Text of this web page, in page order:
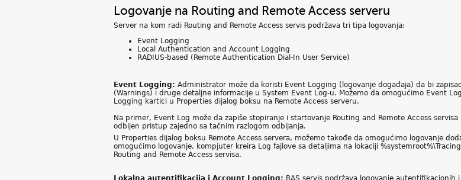
Logovanje na Routing and Remote Access serveru
Server na kom radi Routing and Remote Access servis podržava tri tipa logovanja:
Event Logging
Local Authentication and Account Logging
RADIUS-based (Remote Authentication Dial-In User Service)
Event Logging: Administrator može da koristi Event Logging (logovanje događaja) da bi
(Warnings) i druge detaljne informacije u System Event Log-u. Možemo da omogućimo Event
Logging kartici u Properties dijalog boksu na Remote Access serveru.
Na primer, Event Log može da zapiše stopiranje i startovanje Routing and Remote Access
odbijen pristup zajedno sa tačnim razlogom odbijanja.
U Properties dijalog boksu Remote Access servera, možemo takođe da omogućimo logovanje
omogućimo logovanje, kompjuter kreira Log fajlove sa detaljima na lokaciji
Routing and Remote Access servisa.
Lokalna autentifikacija i Account Logging: RAS servis podržava logovanje